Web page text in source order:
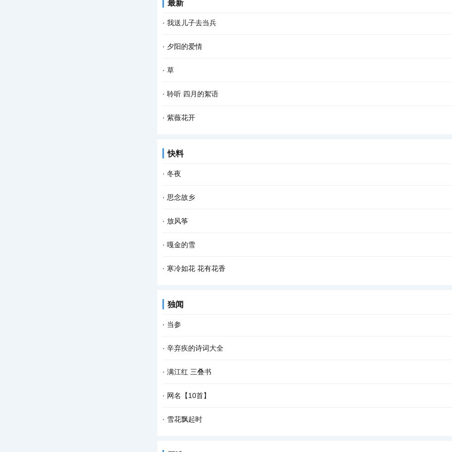
最新
· 我送儿子去当兵
青春时光的我，对军营充满向往。但因种种原因，我没能走进军营，成为一名女兵。 时光如
了。有一天，他对我说，他想当兵。这话让年已不惑的我感慨万千。我想，...
· 夕阳的爱情
夕阳爱着月亮， 月亮追赶朝阳， 朝阳不回头看， 月亮也不回头看。 可惜夕阳的美丽， 只有
惜夕阳的爱情， 只有我为其感伤。...
· 草
春到最先知， 竟相破土出， 烟绿满都城， 百花争艳衬。 任尔风雨摧， 劲立桃源缀， 不争风
醉。...
· 聆听 四月的絮语
美丽的四月 伴着鲜花 和着春风的笑靥 迈着轻盈脚步款款而来 瓦蓝的天空 与明媚的阳光拥抱
· 紫薇花开
快料
· 冬夜
偶然，传来的声音 是黑暗中的鸟鸣 漆黑的四周，有无数双眼 在夜幕里漂浮 没什么，是固定
意的谎言 覆盖住 这个原本纯净的世界 属于冬夜的，不再有 裸露的叶子...
· 思念故乡
回忆，那么细碎，那么悠长；故乡，那么遥远，那么忧伤。没有故乡，自己属于谁？没有路标
头也不回地疾行，故乡最朴素最亲切的气息，一幕幕的景象在眼前滑过...
· 放风筝
阳春三月是放风筝的好季节，歌里也唱——又是一年三月三，风筝飞满天。其实若按夏历三月
太阳也有些晒，所以过了二月二龙抬头，就是外出踏青、纸鸢纷飞的好...
· 嘎金的雪
清晨，飘落了一夜的雪花随着呦呦鹿鸣停止了飞舞。雪花漂白了整个世界，嘎金雪地里凌乱的
· 寒冷如花 花有花香
独闻
· 当参
民国时候，滨海小镇有一家当铺。开当铺一定很有钱，那当然了，没钱怎么能开当铺呀。小时
当铺，在老人眼里，当铺最有钱了。有人说为富不仁，这家当铺绝对不...
· 辛弃疾的诗词大全
1、江神子·和陈仁和韵 宝钗飞凤鬓鸾。望重欢。水云宽。 肠断新来，翠被□香残。待得来时春
千竿。 湘筠帘卷泪痕斑。佩声闲。玉垂环。 个里温柔，容我老其间。却...
· 满江红 三叠书
《词林正韵》 雁字流连，空提笔、婵娟酒浊。 红酥手、一杯如许，撷芳迁却。 泪点两行身自
作。 断桥见、当此念缠绵，听弦索。 阑干下，都是错。泠风陌，心难泊...
· 网名【10首】
网名【10首】 陕西/空也静 1故乡 溪水把村庄拴在山腰 小路如一条蛇 从林间穿过 偶尔抬头 吐
· 雪花飘起时